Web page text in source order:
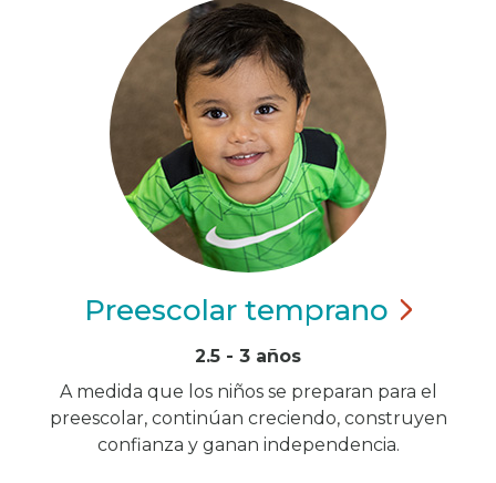
Preescolar temprano
2.5 - 3 años
A medida que los niños se preparan para el
preescolar, continúan creciendo, construyen
confianza y ganan independencia.